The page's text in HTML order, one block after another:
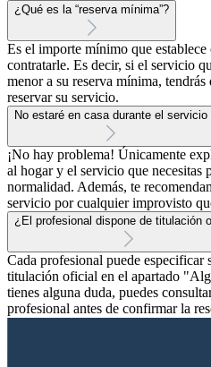
¿Qué es la “reserva mínima”?
Es el importe mínimo que
contratarle. Es decir, si el servicio
menor a su reserva mínima,
reservar su servicio.
No estaré en casa durante el servicio
¡No hay problema! Únicamente
al hogar y el servicio que necesitas
normalidad. Además, te
servicio por cualquier improvisto
¿El profesional dispone de titulación
Cada profesional puede
titulación oficial en el apartado
tienes alguna duda, puedes
profesional antes de confirmar la